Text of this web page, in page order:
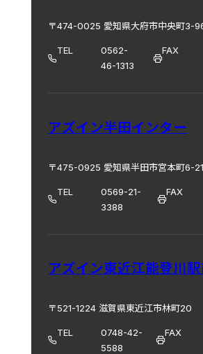
〒474-0025 愛知県大府市中央町3-
TEL
0562-
46-1313
FAX
アズイン半田インター
〒475-0925 愛知県半田市宮本町6-
TEL
0569-21-
3388
FAX
アズイン東近江能登川
〒521-1224 滋賀県東近江市林町20
TEL
0748-42-
5588
FAX